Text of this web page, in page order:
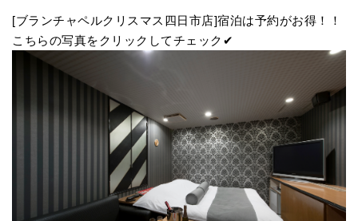
[ブランチャペルクリスマス四日市店]宿泊は予約がお得！！
こちらの写真をクリックしてチェック✔︎